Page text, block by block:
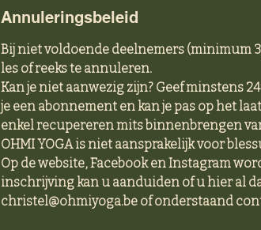
Annuleringsbeleid
Bij niet voldoende deelnemers (minimum
les of reeks te annuleren.
Kan je niet aanwezig zijn? Geef minstens
je een abonnement en kan je pas op het
enkel recupereren mits binnenbrengen
OHMI YOGA is niet aansprakelijk voor
Op de website, Facebook en Instagram
inschrijving kan u aanduiden of u hier al
christel@ohmiyoga.be of onderstaand